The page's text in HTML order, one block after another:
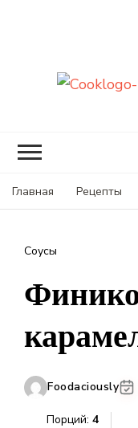
Главная Рецепты
Соусы
Foodaciously
Порций: 4